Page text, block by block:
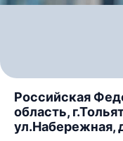
Российская
область,
ул.Набережная,